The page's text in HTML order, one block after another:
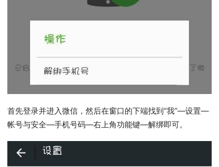
首先登录并进入微信，然后在窗口的下端找到“我”—设置—
帐号与安全—手机号码—右上角功能键—解绑即可。